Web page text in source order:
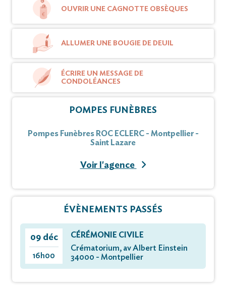
OUVRIR UNE CAGNOTTE OBSÈQUES
ALLUMER UNE BOUGIE DE DEUIL
ÉCRIRE UN MESSAGE DE
CONDOLÉANCES
POMPES FUNÈBRES
Pompes Funèbres ROC ECLERC - Montpellier -
Saint Lazare
Voir l'agence
ÉVÈNEMENTS PASSÉS
09 déc
16h00
CÉRÉMONIE CIVILE
Crématorium, av Albert Einstein
34000 - Montpellier